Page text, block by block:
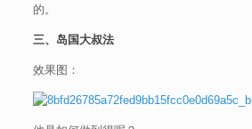
的。
三、岛国大叔法
效果图：